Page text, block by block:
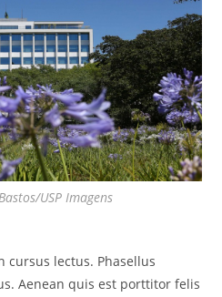
USP Imagens
cursus lectus. Phasellus
Aenean quis est porttitor felis